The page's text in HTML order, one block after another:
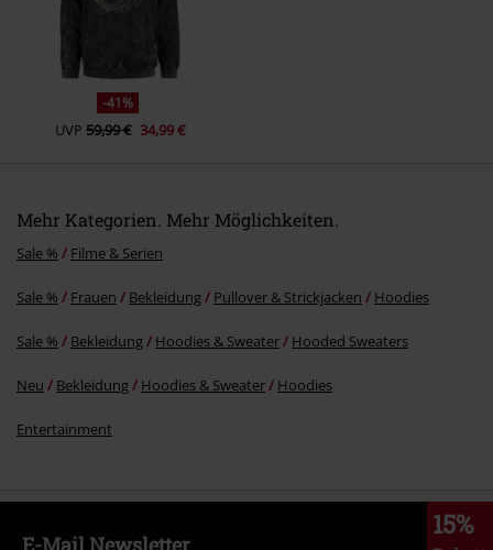
Kommentar jetzt abschicken!
-41%
UVP 59,99 € 34,99 €
Mehr Kategorien. Mehr Möglichkeiten.
Sale % Filme & Serien
Sale % Frauen Bekleidung Pullover & Strickjacken Hoodies
Sale % Bekleidung Hoodies & Sweater Hooded Sweaters
Neu Bekleidung Hoodies & Sweater Hoodies
Entertainment
15%
E-Mail Newsletter